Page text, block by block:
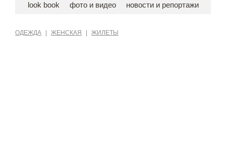
look book
фото и видео новости и репортажи
ОДЕЖДА ЖЕНСКАЯ ЖИЛЕТЫ